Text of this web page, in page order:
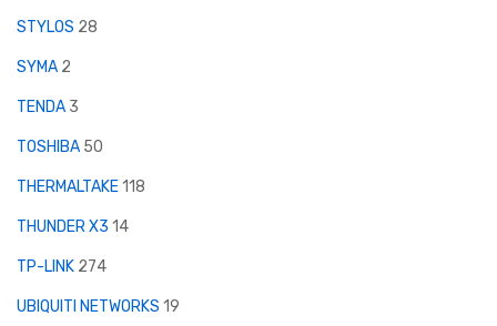
STYLOS 28
SYMA 2
TENDA 3
TOSHIBA 50
THERMALTAKE118
THUNDER X3 14
TP-LINK 274
UBIQUITI NETWORKS 19